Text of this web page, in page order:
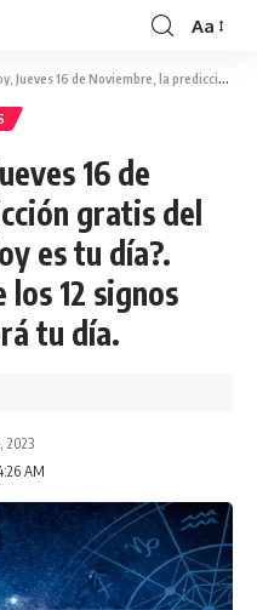
Aa
gratis del horóscopo diario¿Hoy es tu día?. Horóscopo diario de los 12 signos para saber si hoy será tu día.
16 de
gratis del
es tu día?.
12 signos
tu día.
AM
2023